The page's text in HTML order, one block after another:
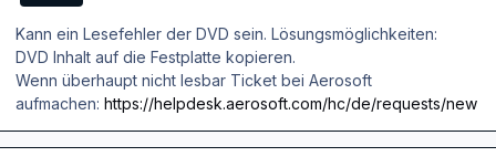
Kann ein Lesefehler der DVD sein. Lösungsmöglichkeiten:
DVD Inhalt auf die Festplatte kopieren.
Wenn überhaupt nicht lesbar Ticket bei Aerosoft
aufmachen: https://helpdesk.aerosoft.com/hc/de/requests/new